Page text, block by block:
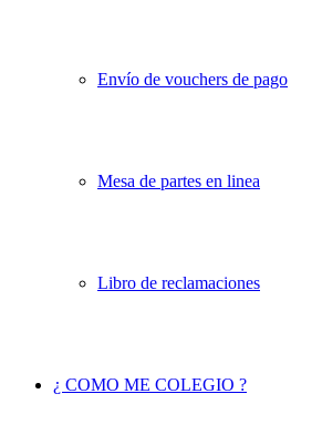
Envío de vouchers de pago
Mesa de partes en linea
Libro de reclamaciones
¿ COMO ME COLEGIO ?